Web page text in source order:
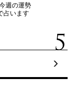
週の運勢
占います